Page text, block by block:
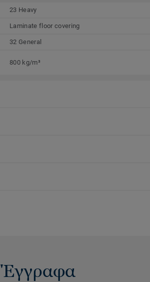
23 Heavy
Laminate floor covering
32 General
800 kg/m³
Έγγραφα